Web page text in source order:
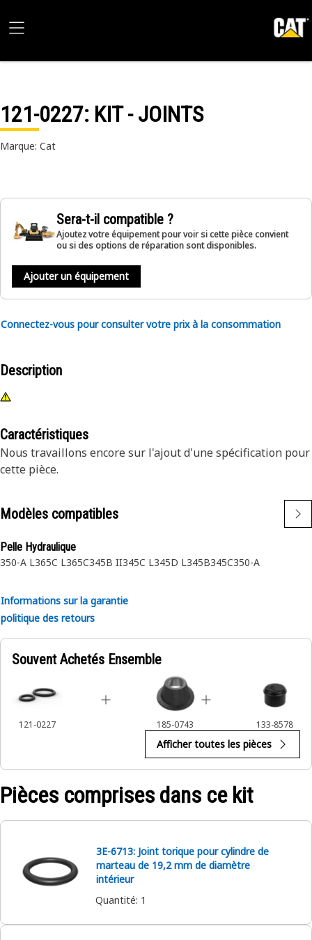
121-0227: KIT - JOINTS
Marque: Cat
Sera-t-il compatible ?
Ajoutez votre équipement pour voir si cette pièce convient
ou si des options de réparation sont disponibles.
Ajouter un équipement
Connectez-vous pour consulter votre prix à la consommation
Description
Caractéristiques
Nous travaillons encore sur l'ajout d'une spécification pour
cette pièce.
Modèles compatibles
Pelle Hydraulique
350-A L365C L365C345B II345C L345D L345B345C350-A
Informations sur la garantie
politique des retours
Souvent Achetés Ensemble
121-0227 185-0743 133-8578
Afficher toutes les pièces
Pièces comprises dans ce kit
3E-6713: Joint torique pour cylindre de
marteau de 19,2 mm de diamètre
intérieur
Quantité: 1